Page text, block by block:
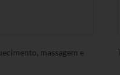
massagem e